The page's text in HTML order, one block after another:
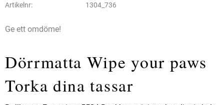
Artikelnr
1304_736
Ge ett omdöme!
Dörrmatta Wipe your paws
Torka dina tassar